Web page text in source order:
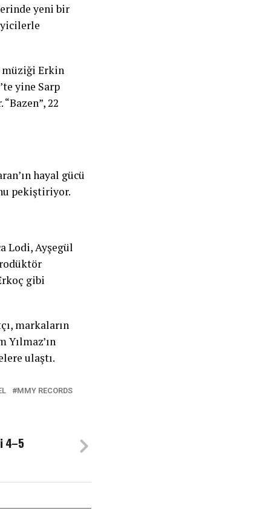
yeni bir
müziği Erkin
yine Sarp
22
hayal gücü
pekiştiriyor.
Lodi, Ayşegül
gibi
markaların
Yılmaz’ın
ulaştı.
MMY RECORDS
4–5